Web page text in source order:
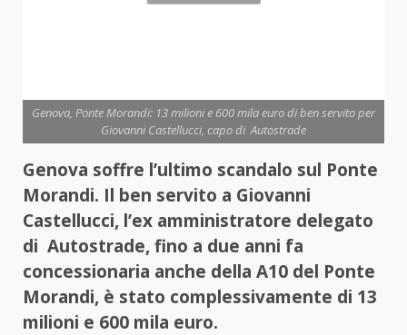
Genova, Ponte Morandi: 13 milioni e 600 mila euro di ben servito per
Giovanni Castellucci, capo di Autostrade
Genova soffre l’ultimo scandalo sul Ponte
Morandi. Il ben servito a Giovanni
Castellucci, l’ex amministratore delegato
di Autostrade, fino a due anni fa
concessionaria anche della A10 del Ponte
Morandi, è stato complessivamente di 13
milioni e 600 mila euro.